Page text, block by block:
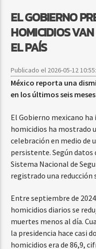
2:00 PM
EL GOBIERNO
HOMICIDIOS
EL PAÍS
Publicado el 2026-05-12
México reporta una
en los últimos seis meses
El Gobierno mexicano
homicidios ha mostrado
celebración en medio de
persistente. Según datos
Sistema Nacional de
registrado una
Entre septiembre de
homicidios diarios se
muertes menos al día.
la presidencia hace casi
homicidios era de 86,9,